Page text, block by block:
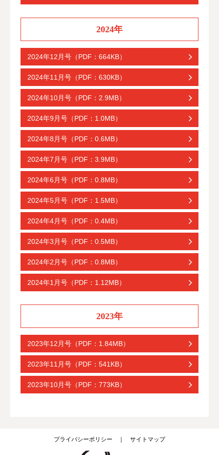
2024年
2024年12月号（PDF：664KB）
2024年11月号（PDF：630KB）
2024年10月号（PDF：2.9MB）
2024年9月号（PDF：1.0MB）
2024年8月号（PDF：0.6MB）
2024年7月号（PDF：3.9MB）
2024年6月号（PDF：0.8MB）
2024年5月号（PDF：1.5MB）
2024年4月号（PDF：0.4MB）
2024年3月号（PDF：0.5MB）
2024年2月号（PDF：0.8MB）
2024年1月号（PDF：1.12MB）
2023年
2023年12月号（PDF：1.84MB）
2023年11月号（PDF：541KB）
2023年10月号（PDF：773KB）
プライバシーポリシー サイトマップ